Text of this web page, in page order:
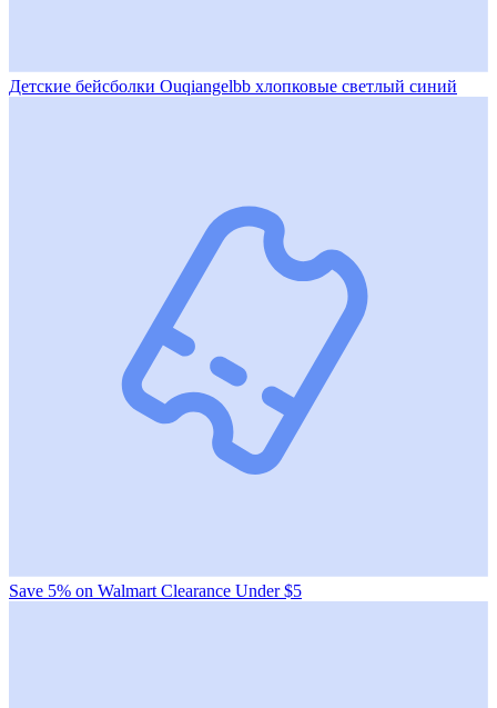
Детские бейсболки Ouqiangelbb хлопковые светлый синий
Save 5% on Walmart Clearance Under $5